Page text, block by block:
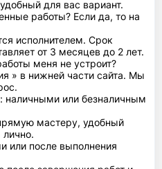
для вас вариант.
работы? Если да, то на
исполнителем. Срок
от 3 месяцев до 2 лет.
меня не устроит?
» в нижней части сайта. Мы
наличными или безналичным
мастеру, удобный
лично.
или после выполнения